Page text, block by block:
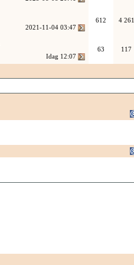
2021-11-04 03:47
612 4 261
Idag 12:07
63 117